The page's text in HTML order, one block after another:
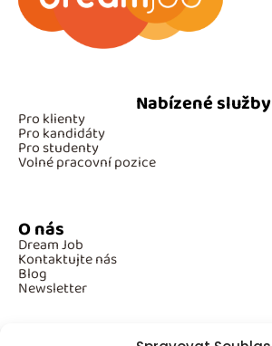
Nabízené služby
Pro klienty
Pro kandidáty
Pro studenty
Volné pracovní pozice
O nás
Dream Job
Kontaktujte nás
Blog
Newsletter